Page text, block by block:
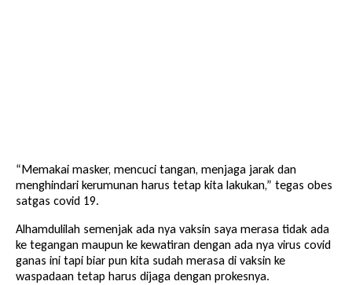
“Memakai masker, mencuci tangan, menjaga jarak dan
menghindari kerumunan harus tetap kita lakukan,” tegas obes
satgas covid 19.
Alhamdulilah semenjak ada nya vaksin saya merasa tidak ada
ke tegangan maupun ke kewatiran dengan ada nya virus covid
ganas ini tapi biar pun kita sudah merasa di vaksin ke
waspadaan tetap harus dijaga dengan prokesnya.